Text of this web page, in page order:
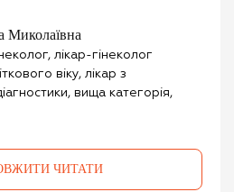
Миколаївна
лікар-гінеколог
віку, лікар з
вища категорія,
ЧИТАТИ